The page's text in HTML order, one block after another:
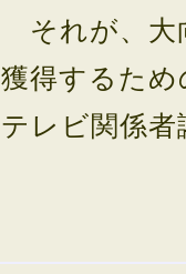
それが、大
獲得するた
テレビ関係者